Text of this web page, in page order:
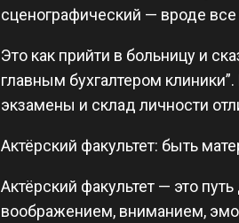
сценографический — вроде
Это как прийти в больницу и
главным бухгалтером
экзамены и склад личности
Актёрский факультет: быть
Актёрский факультет — это
воображением, вниманием,